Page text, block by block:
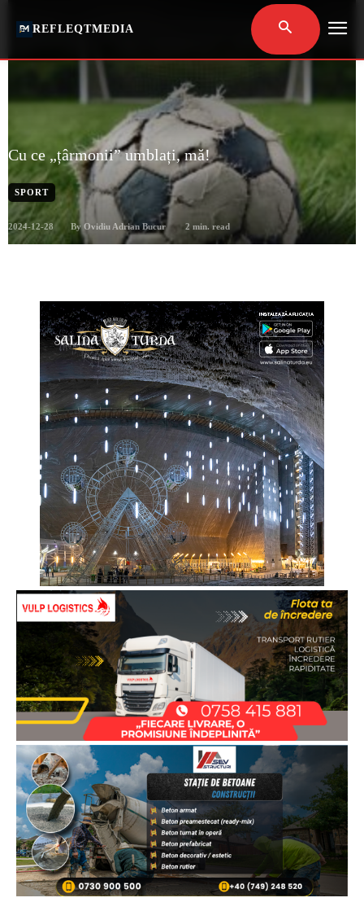
REFLEQTMEDIA
Cu ce „țârmonii” umblați, mă!
SPORT
2024-12-28 By Ovidiu Adrian Bucur 2 min. read